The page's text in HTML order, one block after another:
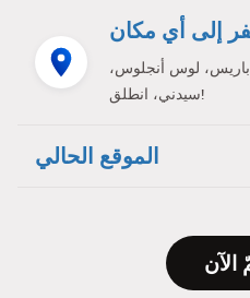
إلى أي مكان
لوس أنجلوس،
سيدني، انطلق!
الموقع الحالي
الآن